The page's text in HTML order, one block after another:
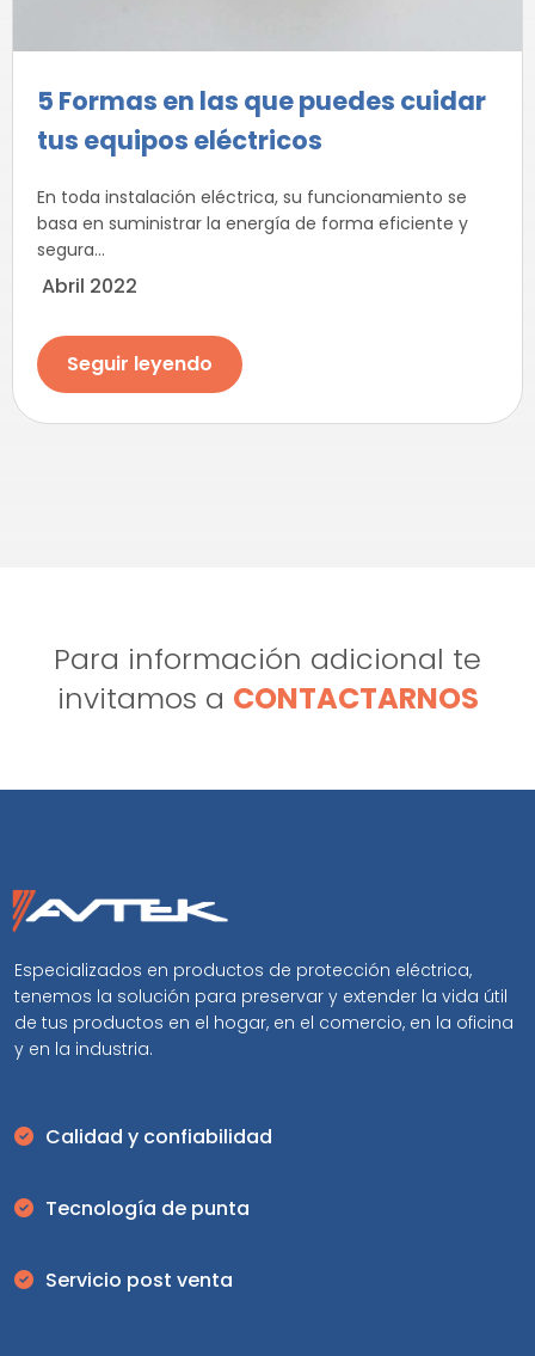
5 Formas en las que puedes cuidar
tus equipos eléctricos
En toda instalación eléctrica, su funcionamiento se
basa en suministrar la energía de forma eficiente y
segura...
Abril 2022
Seguir leyendo
Para información adicional te
invitamos a CONTACTARNOS
Especializados en productos de protección eléctrica,
tenemos la solución para preservar y extender la vida útil
de tus productos en el hogar, en el comercio, en la oficina
y en la industria.
Calidad y confiabilidad
Tecnología de punta
Servicio post venta